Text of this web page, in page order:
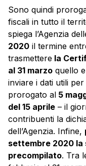
Sono quindi
fiscali in tutto il
spiega l’Agenzia
2020 il termine
trasmettere la
al 31 marzo quello
inviare i dati utili
prorogato al 5
del 15 aprile – il
contribuenti la
dell’Agenzia. Infine,
settembre 2020 la
precompilato. Tra